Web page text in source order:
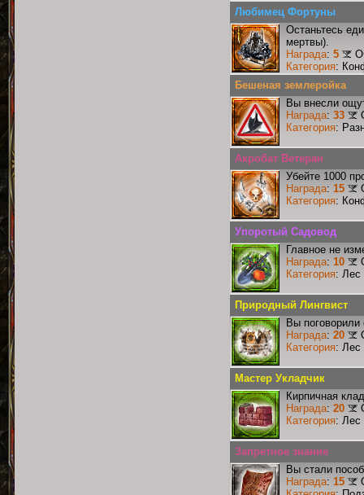
Любимец Фортуны
Останьтесь
мертвы).
Награда: 5
Категория:
Бешеная землеройка
Вы внесли
Награда: 33
Категория:
Акробат Ветеран
Убейте 1000
Награда: 15
Категория:
Упоротый Садовод
Главное не
Награда: 10
Категория: Лес
Природный Лингвист
Вы
Награда: 20
Категория: Лес
Мастер Укладчик
Кирпичная
Награда: 20
Категория: Лес
Запретное знание
Вы стали
Награда: 15